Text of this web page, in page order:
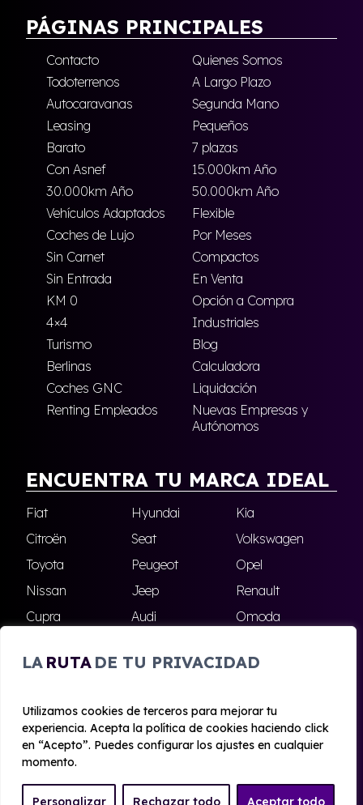
LA RUTA DE TU PRIVACIDAD
Utilizamos cookies de terceros para mejorar tu
experiencia. Acepta la política de cookies haciendo click
en “Acepto”. Puedes configurar los ajustes en cualquier
momento.
Personalizar Rechazar todo Aceptar todo
PÁGINAS PRINCIPALES
Contacto
Quienes Somos
Todoterrenos
A Largo Plazo
Autocaravanas
Segunda Mano
Leasing
Pequeños
Barato
7 plazas
Con Asnef
15.000km Año
30.000km Año
50.000km Año
Vehículos Adaptados
Flexible
Coches de Lujo
Por Meses
Sin Carnet
Compactos
Sin Entrada
En Venta
KM 0
Opción a Compra
4×4
Industriales
Turismo
Blog
Berlinas
Calculadora
Coches GNC
Liquidación
Renting Empleados
Nuevas Empresas y
Autónomos
ENCUENTRA TU MARCA IDEAL
Fiat Hyundai
Kia
Citroën
Seat
Volkswagen
Toyota
Peugeot
Opel
Nissan
Jeep
Renault
Cupra
Audi
Omoda
Skoda
Ford Todas las marcas
© 2020 - 2026 Alhambra Renting
Aviso legal y Privacidad